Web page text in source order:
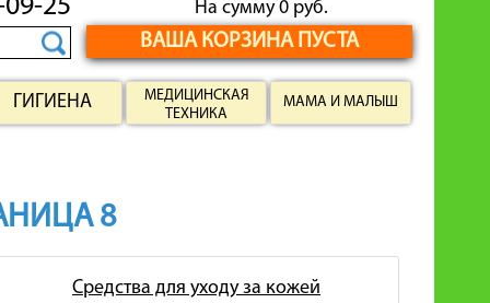
На сумму 0 руб.
ВАША КОРЗИНА ПУСТА
25
ГИГИЕНА
МЕДИЦИНСКАЯ
ТЕХНИКА
МАМА И МАЛЫШ
8
Средства для уходу за кожей